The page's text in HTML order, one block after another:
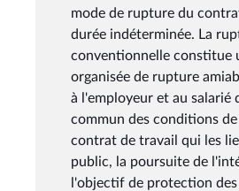
mode de rupture du
durée indéterminée. La
conventionnelle constitue
organisée de rupture
à l'employeur et au salarié
commun des conditions
contrat de travail qui les
public, la poursuite de
l'objectif de protection des